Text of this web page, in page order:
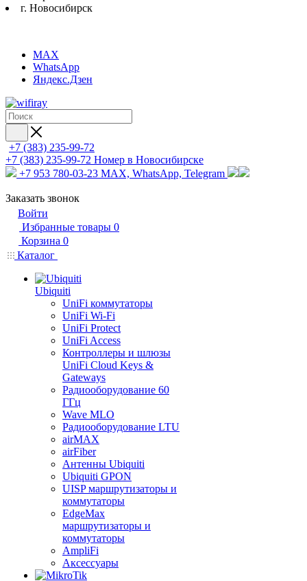
г. Новосибирск
MAX
WhatsApp
Яндекс.Дзен
+7 (383) 235-99-72
+7 (383) 235-99-72 Номер в Новосибирске
+7 953 780-03-23 MAX, WhatsApp, Telegram
Заказать звонок
Войти
Избранные товары 0
Корзина 0
Каталог
Ubiquiti
UniFi коммутаторы
UniFi Wi-Fi
UniFi Protect
UniFi Access
Контроллеры и шлюзы
UniFi Cloud Keys &
Gateways
Радиооборудование 60
ГГц
Wave MLO
Радиооборудование LTU
airMAX
airFiber
Антенны Ubiquiti
Ubiquiti GPON
UISP маршрутизаторы и
коммутаторы
EdgeMax
маршрутизаторы и
коммутаторы
AmpliFi
Аксессуары